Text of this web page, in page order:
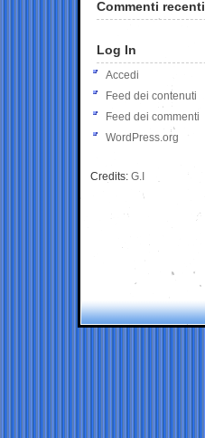
Commenti recenti
Log In
Accedi
Feed dei contenuti
Feed dei commenti
WordPress.org
Credits: G.I